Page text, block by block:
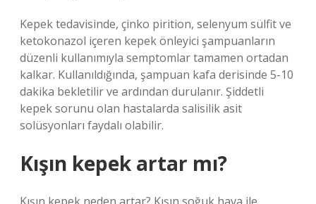
Kepek tedavisinde, çinko pirition, selenyum sülfit ve
ketokonazol içeren kepek önleyici şampuanların
düzenli kullanımıyla semptomlar tamamen ortadan
kalkar. Kullanıldığında, şampuan kafa derisinde 5-10
dakika bekletilir ve ardından durulanır. Şiddetli
kepek sorunu olan hastalarda salisilik asit
solüsyonları faydalı olabilir.
Kışın kepek artar mı?